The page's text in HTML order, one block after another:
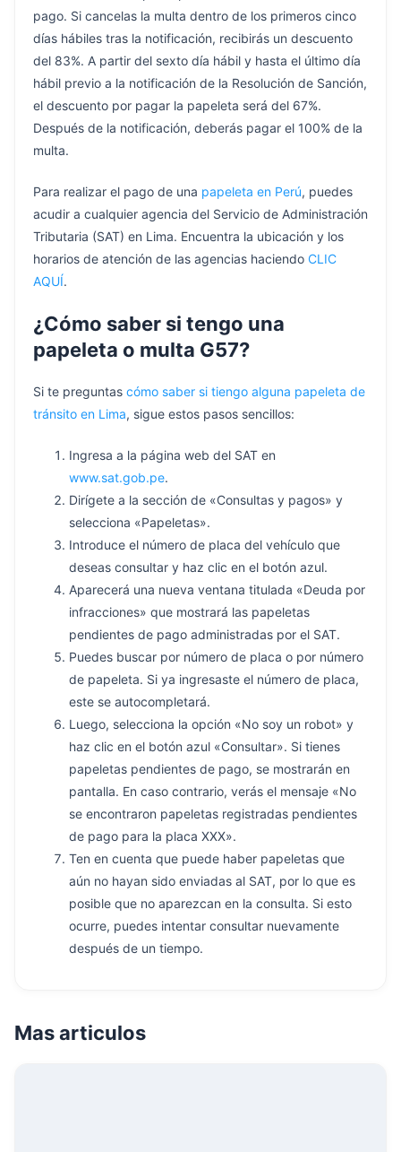
pago. Si cancelas la multa dentro de los primeros cinco
días hábiles tras la notificación, recibirás un descuento
del 83%. A partir del sexto día hábil y hasta el último día
hábil previo a la notificación de la Resolución de Sanción,
el descuento por pagar la papeleta será del 67%.
Después de la notificación, deberás pagar el 100% de la
multa.
Para realizar el pago de una papeleta en Perú, puedes
acudir a cualquier agencia del Servicio de Administración
Tributaria (SAT) en Lima. Encuentra la ubicación y los
horarios de atención de las agencias haciendo CLIC
AQUÍ.
¿Cómo saber si tengo una
papeleta o multa G57?
Si te preguntas cómo saber si tiengo alguna papeleta de
tránsito en Lima, sigue estos pasos sencillos:
Ingresa a la página web del SAT en
www.sat.gob.pe.
Dirígete a la sección de «Consultas y pagos» y
selecciona «Papeletas».
Introduce el número de placa del vehículo que
deseas consultar y haz clic en el botón azul.
Aparecerá una nueva ventana titulada «Deuda por
infracciones» que mostrará las papeletas
pendientes de pago administradas por el SAT.
Puedes buscar por número de placa o por número
de papeleta. Si ya ingresaste el número de placa,
este se autocompletará.
Luego, selecciona la opción «No soy un robot» y
haz clic en el botón azul «Consultar». Si tienes
papeletas pendientes de pago, se mostrarán en
pantalla. En caso contrario, verás el mensaje «No
se encontraron papeletas registradas pendientes
de pago para la placa XXX».
Ten en cuenta que puede haber papeletas que
aún no hayan sido enviadas al SAT, por lo que es
posible que no aparezcan en la consulta. Si esto
ocurre, puedes intentar consultar nuevamente
después de un tiempo.
Mas articulos